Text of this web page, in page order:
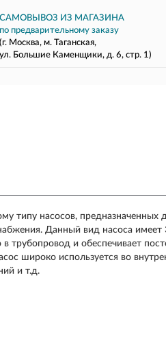
САМОВЫВОЗ ИЗ МАГАЗИНА
по предварительному заказу
(г. Москва, м. Таганская,
ул. Большие Каменщики, д. 6, стр. 1)
типу насосов, предназначенных
Данный вид насоса имеет
трубопровод и обеспечивает
широко используется во
и т.д.